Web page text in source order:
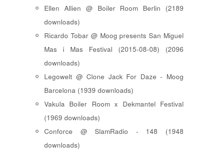
Ellen Allien @ Boiler Room Berlin (2189
downloads)
Ricardo Tobar @ Moog presents San Miguel
Mas i Mas Festival (2015-08-08) (2096
downloads)
Legowelt @ Clone Jack For Daze - Moog
Barcelona (1939 downloads)
Vakula Boiler Room x Dekmantel Festival
(1969 downloads)
Conforce @ SlamRadio - 148 (1948
downloads)